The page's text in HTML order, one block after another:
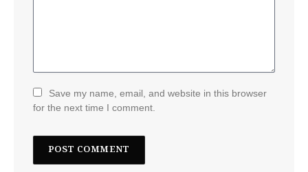
Save my name, email, and website in this browser
for the next time I comment.